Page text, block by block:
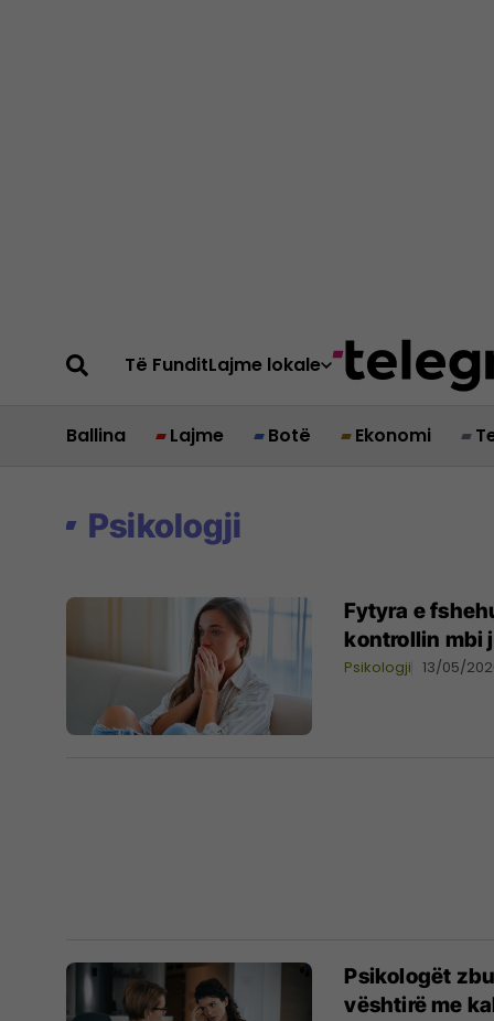
Të FunditLajme lokale
Ballina Lajme Botë Ekonomi
Psikologji
Fytyra e
kontrollin mbi
Psikologji 13/05/
Psikologët
vështirë me